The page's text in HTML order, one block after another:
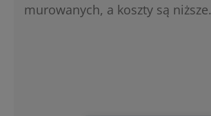
murowanych, a koszty są niższe.